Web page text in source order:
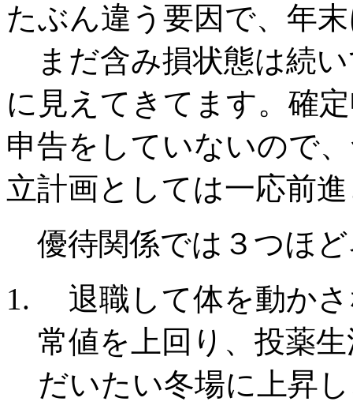
たぶん違う要因で、年
まだ含み損状態は続
に見えてきてます。確
申告をしていないので
立計画としては一応前
優待関係では３つほ
退職して体を動か
常値を上回り、投薬
だいたい冬場に上昇